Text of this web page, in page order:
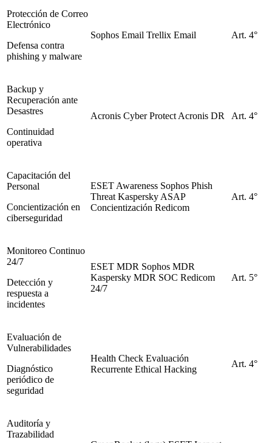
Protección de Correo
Electrónico
Defensa contra
phishing y malware
Sophos Email Trellix Email Art. 4°
Backup y
Recuperación ante
Desastres
Continuidad
operativa
Acronis Cyber Protect Acronis DR Art. 4°
Capacitación del
Personal
Concientización en
ciberseguridad
ESET Awareness Sophos Phish
Threat Kaspersky ASAP
Concientización Redicom
Art. 4°
Monitoreo Continuo
24/7
Detección y
respuesta a
incidentes
ESET MDR Sophos MDR
Kaspersky MDR SOC Redicom
24/7
Art. 5°
Evaluación de
Vulnerabilidades
Diagnóstico
periódico de
seguridad
Health Check Evaluación
Recurrente Ethical Hacking
Art. 4°
Auditoría y
Trazabilidad